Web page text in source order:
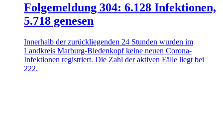
Folgemeldung 304: 6.128 Infektionen,
5.718 genesen
Innerhalb der zurückliegenden 24 Stunden wurden im
Landkreis Marburg-Biedenkopf keine neuen Corona-
Infektionen registriert. Die Zahl der aktiven Fälle liegt bei
222.